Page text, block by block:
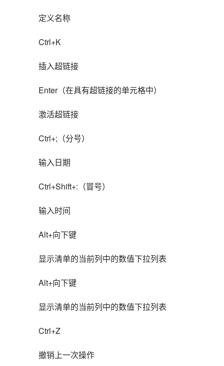
定义名称
Ctrl+K
插入超链接
Enter（在具有超链接的单元格中）
激活超链接
Ctrl+;（分号）
输入日期
Ctrl+Shift+:（冒号）
输入时间
Alt+向下键
显示清单的当前列中的数值下拉列表
Alt+向下键
显示清单的当前列中的数值下拉列表
Ctrl+Z
撤销上一次操作